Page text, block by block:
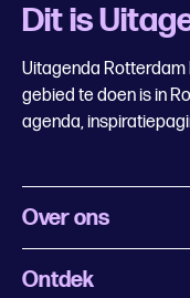
Dit is
Uitagenda Rotterdam
gebied te doen is in
agenda,
Over ons
Wat is Uitagenda
Ontdek